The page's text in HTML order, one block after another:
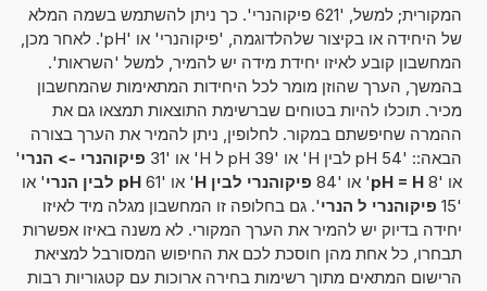
המקורית; למשל, '621 פיקוהנרי'. כך ניתן להשתמש בשמה המלא
של היחידה או בקיצור שלהלדוגמה, 'פיקוהנרי' או 'pH'. לאחר מכן,
המחשבון קובע לאיזו יחידת מידה יש להמיר, למשל 'השראות'.
בהמשך, הערך שהוזן מומר לכל היחידות המתאימות שהמחשבון
מכיר. תוכלו להיות בטוחים שברשימת התוצאות תמצאו גם את
ההמרה שחיפשתם במקור. לחלופין, ניתן להמיר את הערך בצורה
הבאה:: '54 pH לבין H' או '39 pH ל H' או '31
פיקוהנרי -> הנרי'
או '8
pH = H' או '84 פיקוהנרי לבין H ' או '61 pH לבין הנרי
' או
'15
פיקוהנרי ל הנרי'. גם בחלופה זו המחשבון מגלה מיד לאיזו
יחידה בדיוק יש להמיר את הערך המקורי. לא משנה באיזו אפשרות
תבחרו, כל אחת מהן חוסכת לכם את החיפוש המסורבל למציאת
הרישום המתאים מתוך רשימות בחירה ארוכות עם קטגוריות רבות